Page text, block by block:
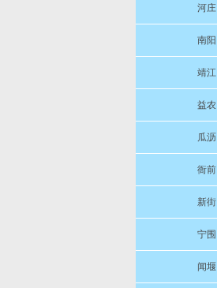
河庄
南阳
靖江
益农
瓜沥
衙前
新街
宁围
闻堰